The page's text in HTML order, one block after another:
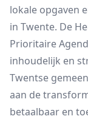
lokale opgaven
in Twente. De
Prioritaire
inhoudelijk en
Twentse
aan de
betaalbaar en